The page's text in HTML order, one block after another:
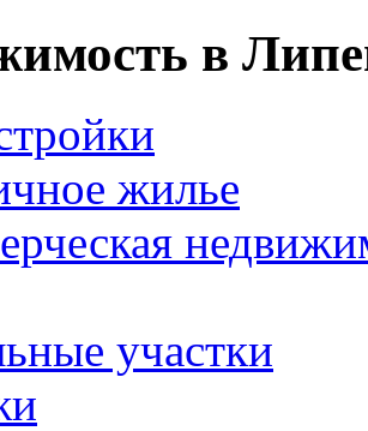
в
жилье
участки